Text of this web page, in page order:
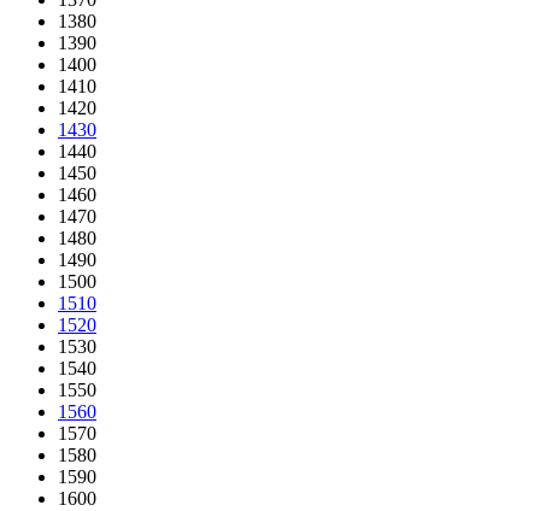
1380
1390
1400
1410
1420
1430
1440
1450
1460
1470
1480
1490
1500
1510
1520
1530
1540
1550
1560
1570
1580
1590
1600